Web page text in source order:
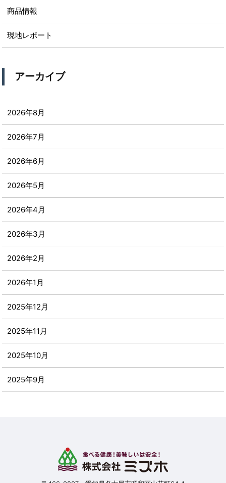
商品情報
現地レポート
アーカイブ
2026年8月
2026年7月
2026年6月
2026年5月
2026年4月
2026年3月
2026年2月
2026年1月
2025年12月
2025年11月
2025年10月
2025年9月